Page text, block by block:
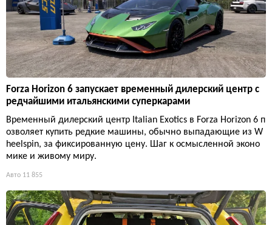
Forza Horizon 6 запускает временный дилерский центр с
редчайшими итальянскими суперкарами
Временный дилерский центр Italian Exotics в Forza Horizon 6 п
озволяет купить редкие машины, обычно выпадающие из W
heelspin, за фиксированную цену. Шаг к осмысленной эконо
мике и живому миру.
Авто 11 855